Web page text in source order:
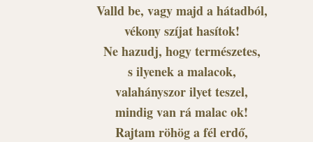
Valld be, vagy majd a hátadból,
vékony szíjat hasítok!
Ne hazudj, hogy természetes,
s ilyenek a malacok,
valahányszor ilyet teszel,
mindig van rá malac ok!
Rajtam röhög a fél erdő,